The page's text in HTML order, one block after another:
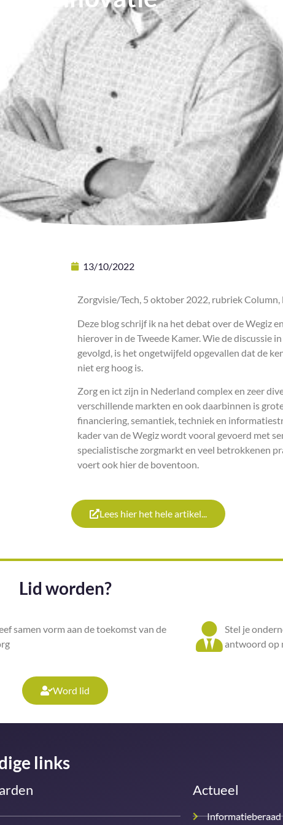
13/10/2022
Zorgvisie/Tech, 5 oktober 2022, rubriek Column,
Deze blog schrijf ik na het debat over de Wegiz
hierover in de Tweede Kamer. Wie de discussie
gevolgd, is het ongetwijfeld opgevallen dat de
niet erg hoog is.
Zorg en ict zijn in Nederland complex en zeer
verschillende markten en ook daarbinnen is
financiering, semantiek, techniek en
kader van de Wegiz wordt vooral gevoerd met
specialistische zorgmarkt en veel betrokkenen
voert ook hier de boventoon.
Lees hier het hele artikel...
Lid worden?
samen vorm aan de toekomst van de
Stel je
antwoord op
Word lid
links
Actueel
Informatieberaad